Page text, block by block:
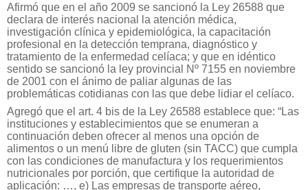
Afirmó que en el año 2009 se sancionó la Ley 26588 que
declara de interés nacional la atención médica,
investigación clínica y epidemiológica, la capacitación
profesional en la detección temprana, diagnóstico y
tratamiento de la enfermedad celíaca; y que en idéntico
sentido se sancionó la ley provincial Nº 7155 en noviembre
de 2001 con el ánimo de paliar algunas de las
problemáticas cotidianas con las que debe lidiar el celíaco.
Agregó que el art. 4 bis de la Ley 26588 establece que: “Las
instituciones y establecimientos que se enumeran a
continuación deben ofrecer al menos una opción de
alimentos o un menú libre de gluten (sin TACC) que cumpla
con las condiciones de manufactura y los requerimientos
nutricionales por porción, que certifique la autoridad de
aplicación: …. e) Las empresas de transporte aéreo,